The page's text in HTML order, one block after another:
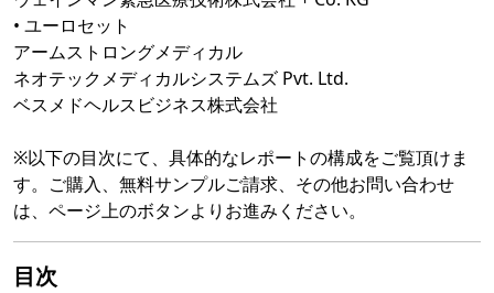
• ユーロセット
アームストロングメディカル
ネオテックメディカルシステムズ Pvt. Ltd.
ベスメドヘルスビジネス株式会社
※以下の目次にて、具体的なレポートの構成をご覧頂けま
す。ご購入、無料サンプルご請求、その他お問い合わせ
は、ページ上のボタンよりお進みください。
目次